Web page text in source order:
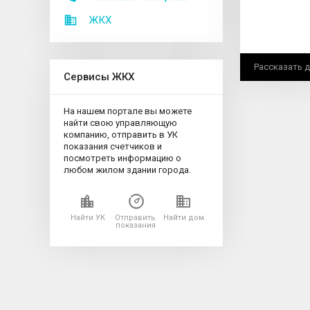
ЖКХ
Сервисы ЖКХ
На нашем портале вы можете
найти свою управляющую
компанию, отправить в УК
показания счетчиков и
посмотреть информацию о
любом жилом здании города.
Найти УК
Отправить
показания
Найти дом
Рассказать